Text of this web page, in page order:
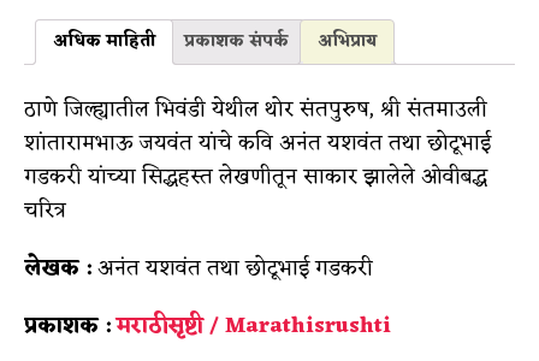
अधिक माहिती प्रकाशक संपर्क अभिप्राय
ठाणे जिल्ह्यातील भिवंडी येथील थोर संतपुरुष, श्री संतमाउली
शांतारामभाऊ जयवंत यांचे कवि अनंत यशवंत तथा छोटूभाई
गडकरी यांच्या सिद्धहस्त लेखणीतून साकार झालेले ओवीबद्ध
चरित्र
लेखक :अनंत यशवंत तथा छोटूभाई गडकरी
प्रकाशक :मराठीसृष्टी / Marathisrushti